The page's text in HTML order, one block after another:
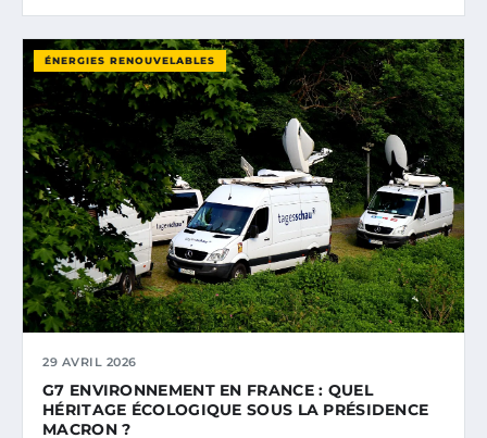
ÉNERGIES RENOUVELABLES
29 AVRIL 2026
G7 ENVIRONNEMENT EN FRANCE : QUEL
HÉRITAGE ÉCOLOGIQUE SOUS LA PRÉSIDENCE
MACRON ?